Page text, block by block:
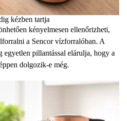
kézben tartja
kényelmesen ellenőrizheti,
a Sencor vízforralóban. A
egyetlen pillantással elárulja, hogy a
dolgozik-e még.